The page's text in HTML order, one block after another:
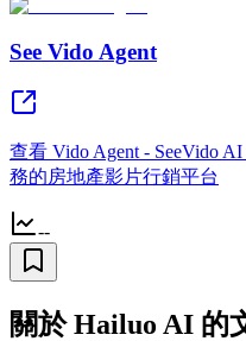
See Vido Agent
查看 Vido Agent - SeeVido
務的房地產影片行銷平台
--
關於 Hailuo AI 的